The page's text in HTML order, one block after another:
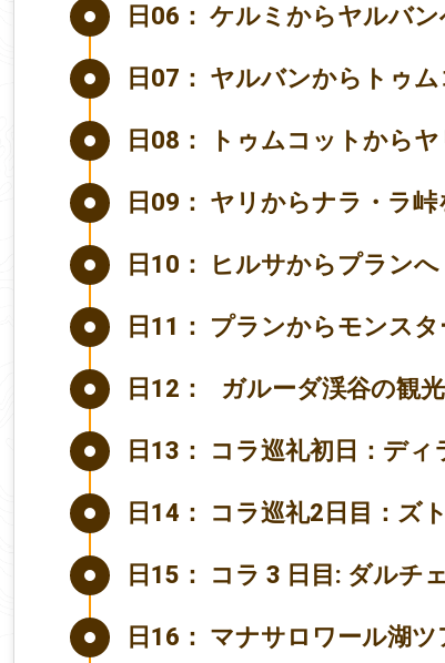
日06： ケルミからヤルバン
日07： ヤルバンからトゥ
日08： トゥムコットから
日09： ヤリからナラ・ラ
日10： ヒルサからプランへ
日11： プランからモンス
日12： ガルーダ渓谷の観
日13： コラ巡礼初日：デ
日14： コラ巡礼2日目：ズ
日15： コラ 3 日目: ダルチ
日16： マナサロワール湖ツ